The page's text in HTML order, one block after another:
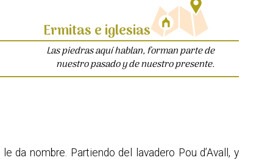
Ermitas e iglesias
Las piedras aquí hablan, forman parte de
nuestro pasado y de nuestro presente.
da nombre. Partiendo del lavadero Pou d’Avall, y